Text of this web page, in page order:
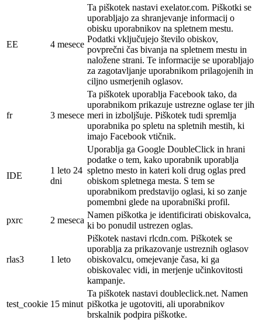
EE 4 mesece
Ta piškotek nastavi exelator.com. Piškotki se
uporabljajo za shranjevanje informacij o
obisku uporabnikov na spletnem mestu.
Podatki vključujejo število obiskov,
povprečni čas bivanja na spletnem mestu in
naložene strani. Te informacije se uporabljajo
za zagotavljanje uporabnikom prilagojenih in
ciljno usmerjenih oglasov.
fr 3 mesece
Ta piškotek uporablja Facebook tako, da
uporabnikom prikazuje ustrezne oglase ter jih
meri in izboljšuje. Piškotek tudi spremlja
uporabnika po spletu na spletnih mestih, ki
imajo Facebook vtičnik.
IDE
1 leto 24
dni
Uporablja ga Google DoubleClick in hrani
podatke o tem, kako uporabnik uporablja
spletno mesto in kateri koli drug oglas pred
obiskom spletnega mesta. S tem se
uporabnikom predstavijo oglasi, ki so zanje
pomembni glede na uporabniški profil.
pxrc
2 meseca
Namen piškotka je identificirati obiskovalca,
ki bo ponudil ustrezen oglas.
rlas3 1 leto
Piškotek nastavi rlcdn.com. Piškotek se
uporablja za prikazovanje ustreznih oglasov
obiskovalcu, omejevanje časa, ki ga
obiskovalec vidi, in merjenje učinkovitosti
kampanje.
test_cookie 15 minut
Ta piškotek nastavi doubleclick.net. Namen
piškotka je ugotoviti, ali uporabnikov
brskalnik podpira piškotke.